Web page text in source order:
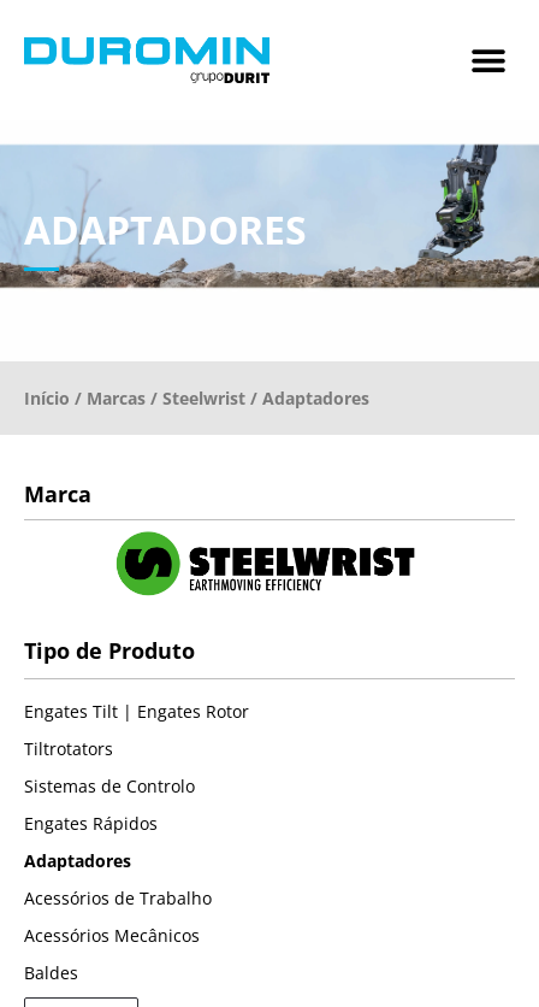
ADAPTADORES
Início / Marcas / Steelwrist / Adaptadores
Marca
Tipo de Produto
Engates Tilt | Engates Rotor
Tiltrotators
Sistemas de Controlo
Engates Rápidos
Adaptadores
Acessórios de Trabalho
Acessórios Mecânicos
Baldes